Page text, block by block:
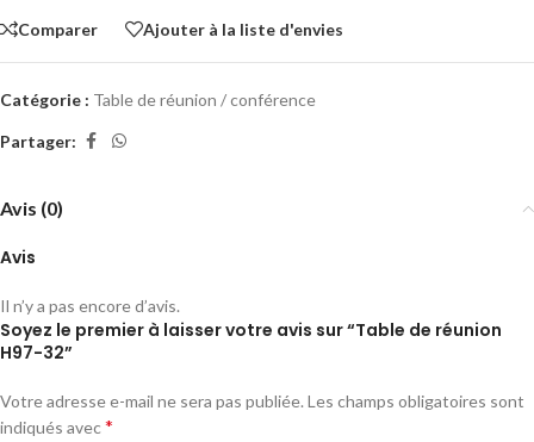
Comparer Ajouter à la liste d'envies
Catégorie : Table de réunion / conférence
Partager:
Avis (0)
Avis
Il n’y a pas encore d’avis.
Soyez le premier à laisser votre avis sur “Table de réunion
H97-32”
Votre adresse e-mail ne sera pas publiée. Les champs obligatoires sont
indiqués avec*